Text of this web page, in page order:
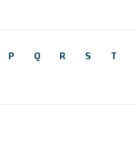
P Q R S T